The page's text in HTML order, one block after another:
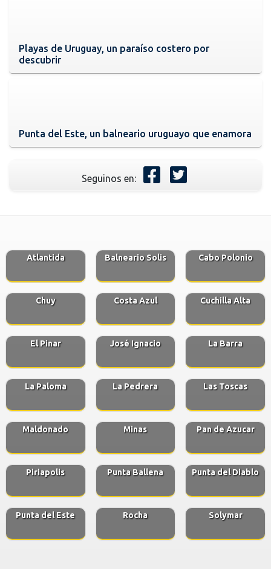
Playas de Uruguay, un paraíso costero por
descubrir
Punta del Este, un balneario uruguayo que enamora
Seguinos en:
Atlantida Balneario Solis Cabo Polonio
Chuy Costa Azul Cuchilla Alta
El Pinar José Ignacio La Barra
La Paloma La Pedrera Las Toscas
Maldonado Minas Pan de Azucar
Piriapolis Punta Ballena Punta del Diablo
Punta del Este Rocha Solymar